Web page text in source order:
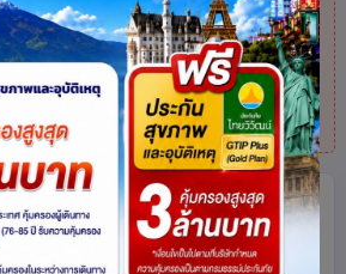
ล้วสินค้าหมดแล้วค่ะแต่ไม่
ถามสินค้าคล้ายกันได้ที่
ร.025113000
ดซกโช ขึ้นเคเบิ้ลอุทยาน
ไหว้พระใหญ่วัดชินฮึงซา